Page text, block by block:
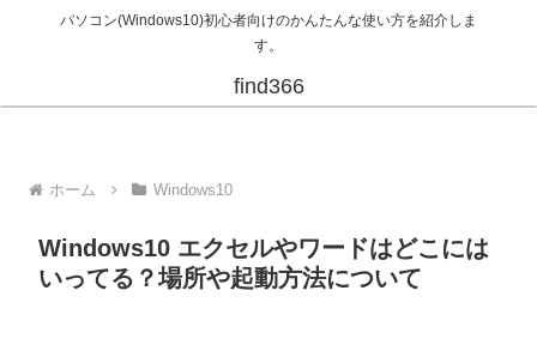
パソコン(Windows10)初心者向けのかんたんな使い方を紹介しま
す。
find366
ホーム Windows10
Windows10 エクセルやワードはどこには
いってる？場所や起動方法について